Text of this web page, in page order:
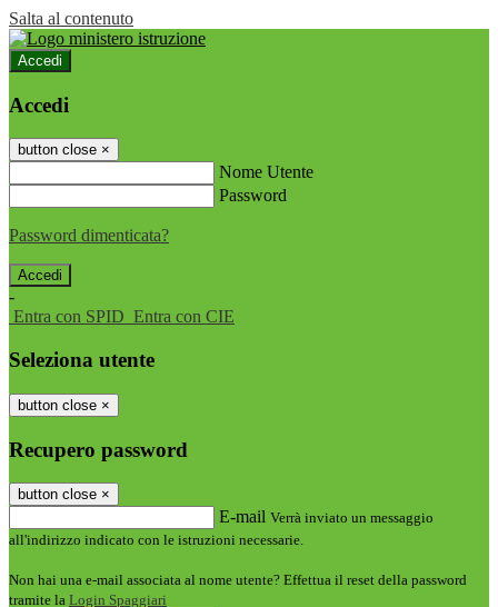
Salta al contenuto
Accedi
Accedi
button close ×
Nome Utente
Password
Password dimenticata?
-
Entra con SPID Entra con CIE
Seleziona utente
button close ×
Recupero password
button close ×
E-mail Verrà inviato un messaggio
all'indirizzo indicato con le istruzioni necessarie.
Non hai una e-mail associata al nome utente? Effettua il reset della password
tramite la Login Spaggiari